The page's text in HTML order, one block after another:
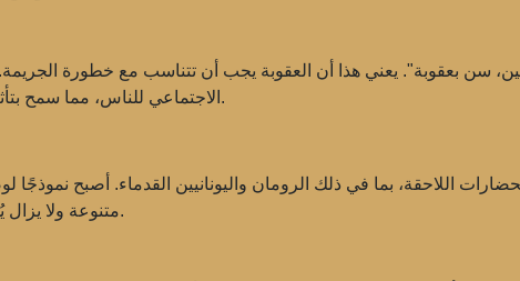
سن بعقوبة". يعني هذا أن العقوبة يجب أن تتناسب مع خطورة
الاجتماعي للناس، مما سمح بتأثير مختلف على الطبقات المختلفة من السكان.
اللاحقة، بما في ذلك الرومان واليونانيين القدماء. أصبح نموذجًا
متنوعة ولا يزال يُدرس في كليات القانون في جميع أنحاء العالم.